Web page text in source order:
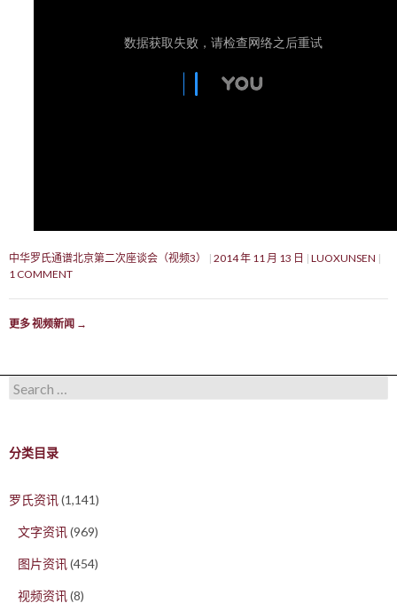
中华罗氏通谱北京第二次座谈会（视频3） 2014 年 11 月 13 日
LUOXUNSEN
1 COMMENT
更多 视频新闻 →
Search for:
分类目录
罗氏资讯(1,141)
文字资讯(969)
图片资讯(454)
视频资讯(8)